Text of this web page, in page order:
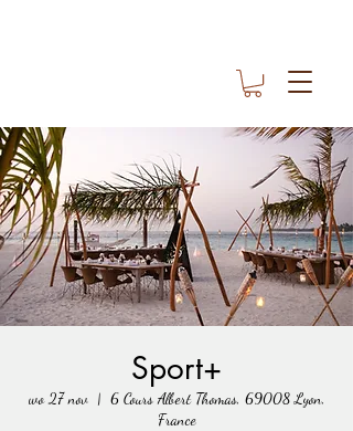
Sport+
wo 27 nov
  |
6 Cours Albert Thomas, 69008 Lyon,
France